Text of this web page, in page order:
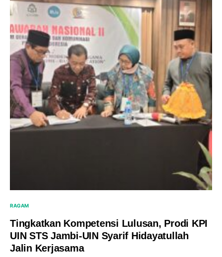
RAGAM
Tingkatkan Kompetensi Lulusan, Prodi KPI
UIN STS Jambi-UIN Syarif Hidayatullah
Jalin Kerjasama